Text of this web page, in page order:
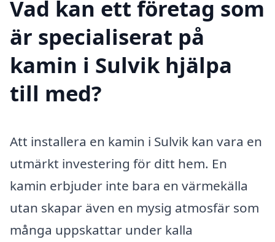
Vad kan ett företag som
är specialiserat på
kamin i Sulvik hjälpa
till med?
Att installera en kamin i Sulvik kan vara en
utmärkt investering för ditt hem. En
kamin erbjuder inte bara en värmekälla
utan skapar även en mysig atmosfär som
många uppskattar under kalla